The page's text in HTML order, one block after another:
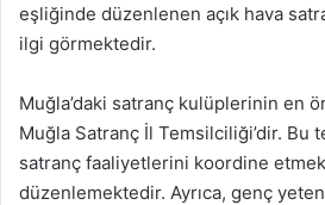
eşliğinde düzenlenen açık hava
ilgi görmektedir.
Muğla’daki satranç kulüplerinin en
Muğla Satranç İl Temsilciliği’dir. Bu
satranç faaliyetlerini koordine
düzenlemektedir. Ayrıca, genç